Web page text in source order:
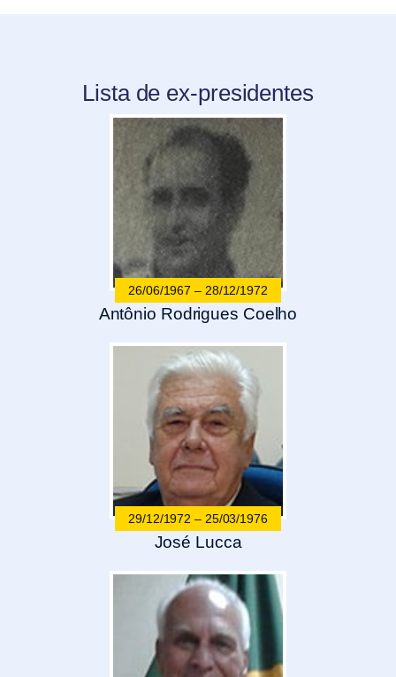
Lista de ex-presidentes
26/06/1967 – 28/12/1972
Antônio Rodrigues Coelho
29/12/1972 – 25/03/1976
José Lucca